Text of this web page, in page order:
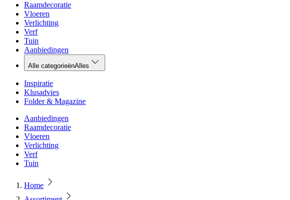
Raamdecoratie
Vloeren
Verlichting
Verf
Tuin
Aanbiedingen
Alle categorieënAlles
Inspiratie
Klusadvies
Folder & Magazine
Aanbiedingen
Raamdecoratie
Vloeren
Verlichting
Verf
Tuin
Home